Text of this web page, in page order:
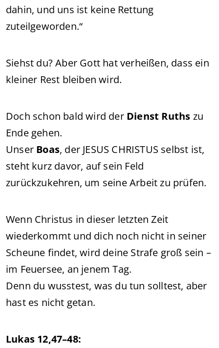
dahin, und uns ist keine Rettung
zuteilgeworden.“
Siehst du? Aber Gott hat verheißen, dass ein
kleiner Rest bleiben wird.
Doch schon bald wird der Dienst Ruths zu
Ende gehen.
Unser Boas, der JESUS CHRISTUS selbst ist,
steht kurz davor, auf sein Feld
zurückzukehren, um seine Arbeit zu prüfen.
Wenn Christus in dieser letzten Zeit
wiederkommt und dich noch nicht in seiner
Scheune findet, wird deine Strafe groß sein –
im Feuersee, an jenem Tag.
Denn du wusstest, was du tun solltest, aber
hast es nicht getan.
Lukas 12,47–48: